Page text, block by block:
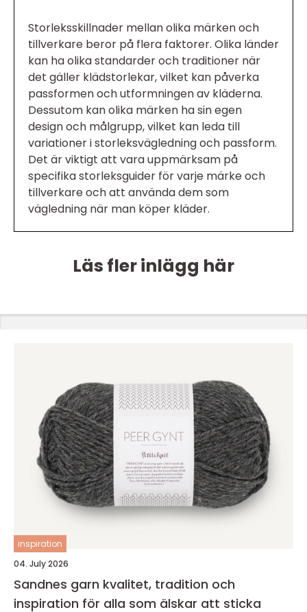
Storleksskillnader mellan olika märken och
tillverkare beror på flera faktorer. Olika länder
kan ha olika standarder och traditioner när
det gäller klädstorlekar, vilket kan påverka
passformen och utformningen av kläderna.
Dessutom kan olika märken ha sin egen
design och målgrupp, vilket kan leda till
variationer i storleksvägledning och passform.
Det är viktigt att vara uppmärksam på
specifika storleksguider för varje märke och
tillverkare och att använda dem som
vägledning när man köper kläder.
Läs fler inlägg här
inspiration
04. July 2026
Sandnes garn kvalitet, tradition och
inspiration för alla som älskar att sticka